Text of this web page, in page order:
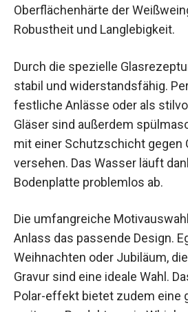
Oberflächenhärte der
Robustheit und Langlebigkeit.
Durch die spezielle
stabil und widerstandsfähig.
festliche Anlässe oder als
Gläser sind außerdem
mit einer Schutzschicht gegen
versehen. Das Wasser läuft
Bodenplatte problemlos ab.
Die umfangreiche
Anlass das passende Design.
Weihnachten oder Jubiläum,
Gravur sind eine ideale Wahl.
Polar-effekt bietet zudem eine